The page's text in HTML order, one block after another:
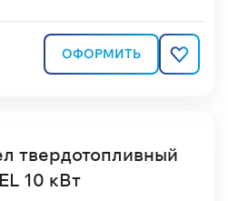
ОФОРМИТЬ
твердотопливный
10 кВт